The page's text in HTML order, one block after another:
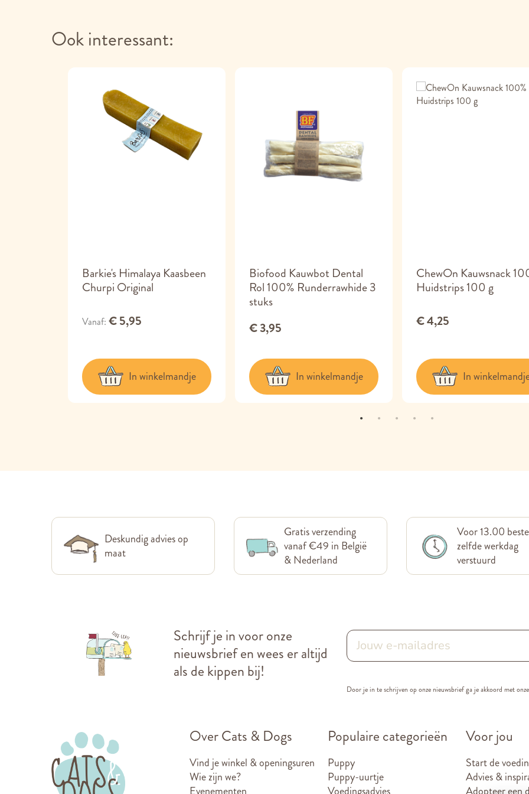
Ook interessant:
Barkie's Himalaya Kaasbeen
Churpi Original
Vanaf € 5,95
In winkelmandje
Biofood Kauwbot Dental
Rol 100% Runderrawhide 3
stuks
€ 3,95
In winkelmandje
ChewOn Kauwsnack
Huidstrips 100 g
€ 4,25
In
Deskundig advies op
maat
Gratis verzending
vanaf €49 in België
& Nederland
Voor 13.00
zelfde werkdag
verstuurd
Schrijf je in voor onze
nieuwsbrief en wees er altijd
als de kippen bij!
Door je in te schrijven op onze nieuwsbrief ga je akkoord met
Over Cats & Dogs
Vind je winkel & openingsuren
Wie zijn we?
Populaire categorieën
Puppy
Puppy-uurtje
Voor jou
Start de
Advies &